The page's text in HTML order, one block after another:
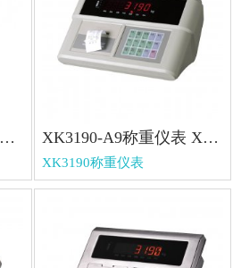
XK3190-D18称重仪表 XK3190-D18称重仪表 XK3190-A9称重仪表 XK3190-A9称重仪表
XK3190称重仪表